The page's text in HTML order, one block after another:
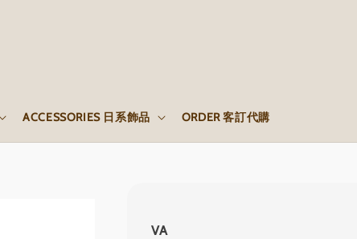
ACCESSORIES 日系飾品 ORDER 客訂代購
VA